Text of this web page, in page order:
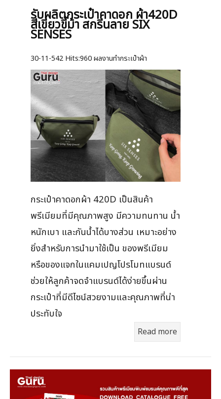
รับผลิตกระเป๋าคาดอก ผ้า420D
สีเขียวขี้ม้า สกรีนลาย SIX
SENSES
30-11-542 Hits:960 ผลงานทำกระเป๋าผ้า
กระเป๋าคาดอกผ้า 420D เป็นสินค้า
พรีเมียมที่มีคุณภาพสูง มีความทนทาน น้ำ
หนักเบา และกันน้ำได้บางส่วน เหมาะอย่าง
ยิ่งสำหรับการนำมาใช้เป็น ของพรีเมียม
หรือของแจกในแคมเปญโปรโมทแบรนด์
ช่วยให้ลูกค้าจดจำแบรนด์ได้ง่ายขึ้นผ่าน
กระเป๋าที่มีดีไซน์สวยงามและคุณภาพที่น่า
ประทับใจ
Read more